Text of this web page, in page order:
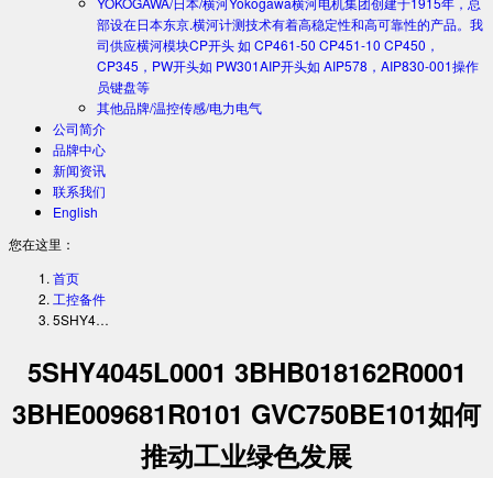
部设在日本东京.横河计测技术有着高稳定性和高可靠性的产品。我
司供应横河模块CP开头 如 CP461-50 CP451-10 CP450，
CP345，PW开头如 PW301AIP开头如 AIP578，AIP830-001操作
员键盘等
其他品牌/温控传感/电力电气
公司简介
品牌中心
新闻资讯
联系我们
English
您在这里：
首页
工控备件
5SHY4…
5SHY4045L0001 3BHB018162R0001
3BHE009681R0101 GVC750BE101如何
推动工业绿色发展